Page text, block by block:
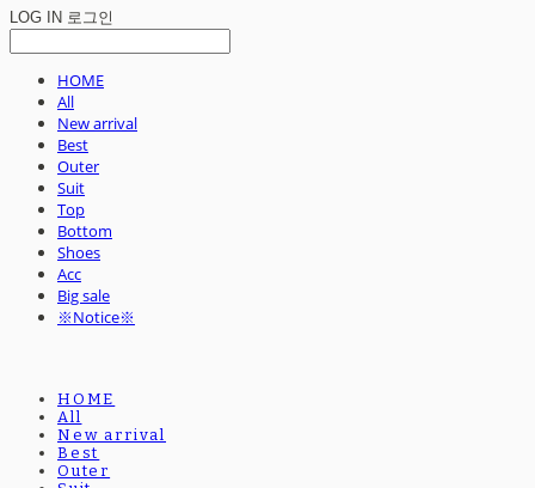
LOG IN 로그인
HOME
All
New arrival
Best
Outer
Suit
Top
Bottom
Shoes
Acc
Big sale
※Notice※
HOME
All
New arrival
Best
Outer